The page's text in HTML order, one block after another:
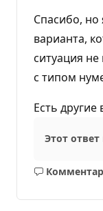
Спасибо, но
варианта,
ситуация
с типом
Есть другие
Этот
Без